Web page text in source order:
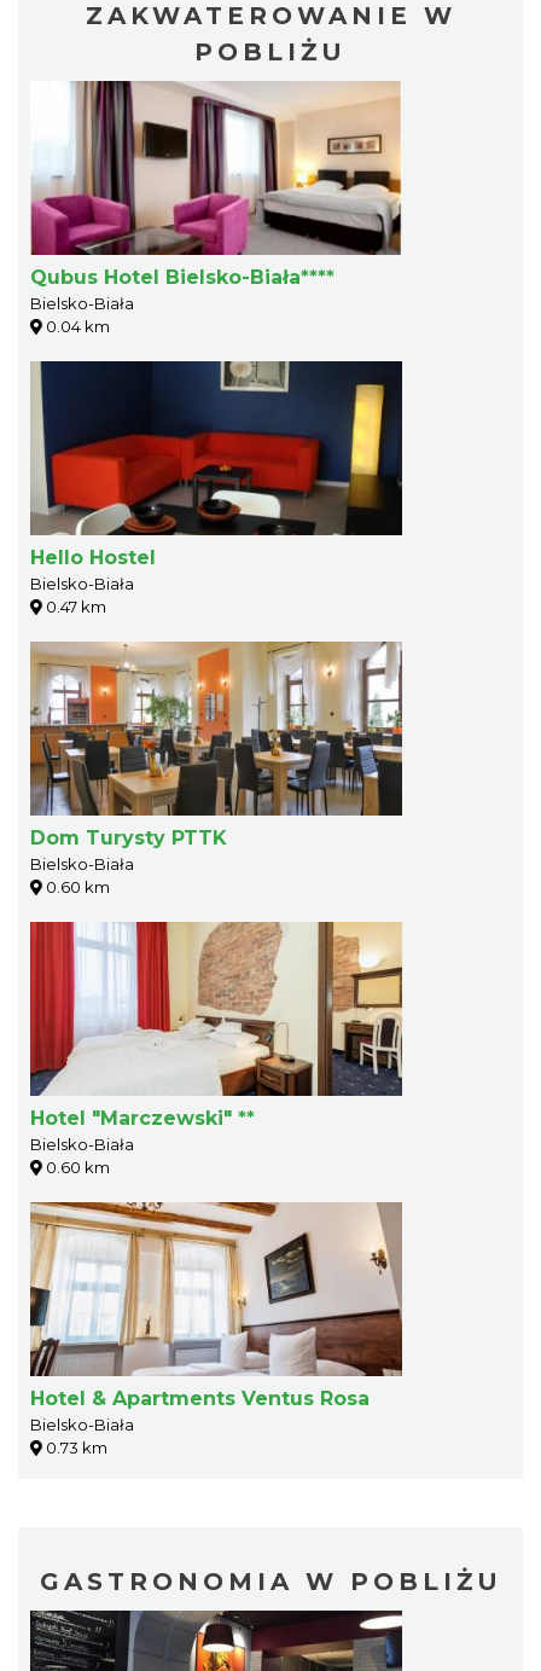
ZAKWATEROWANIE W
POBLIŻU
Qubus Hotel Bielsko-Biała****
Bielsko-Biała
0.04 km
Hello Hostel
Bielsko-Biała
0.47 km
Dom Turysty PTTK
Bielsko-Biała
0.60 km
Hotel "Marczewski" **
Bielsko-Biała
0.60 km
Hotel & Apartments Ventus Rosa
Bielsko-Biała
0.73 km
GASTRONOMIA W POBLIŻU